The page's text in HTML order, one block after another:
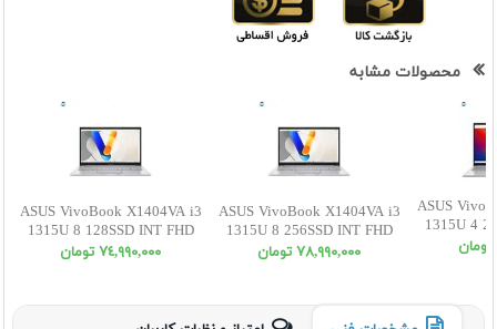
محصولات مشابه
ASUS VivoBook X1404VA i3
1315U 8 128SSD INT FHD
٧٤,٩٩٠,٠٠٠ تومان
ASUS VivoBook X1404VA i3
1315U 8 256SSD INT FHD
٧٨,٩٩٠,٠٠٠ تومان
ASUS
1315U 4